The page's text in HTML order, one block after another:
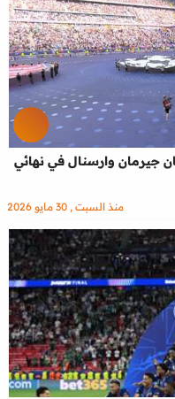
جيرمان وارسنال في نهائي
منذ السبت , 30 مايو 2026